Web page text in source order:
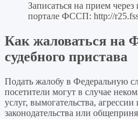
Записаться на прием
портале ФССП: http://
Как жаловаться на
судебного пристава
Подать жалобу в Федеральную
посетители могут в случае
услуг, вымогательства,
законодательства или